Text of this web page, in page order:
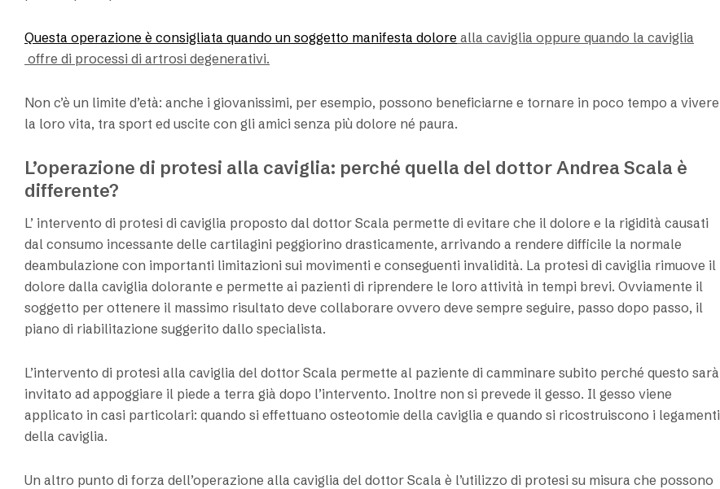
Questa operazione è consigliata quando un soggetto manifesta dolore alla caviglia oppure quando la caviglia
offre di processi di artrosi degenerativi.
Non c’è un limite d’età: anche i giovanissimi, per esempio, possono beneficiarne e tornare in poco tempo a vivere
la loro vita, tra sport ed uscite con gli amici senza più dolore né paura.
L’operazione di protesi alla caviglia: perché quella del dottor Andrea Scala è
differente?
L’ intervento di protesi di caviglia proposto dal dottor Scala permette di evitare che il dolore e la rigidità causati
dal consumo incessante delle cartilagini peggiorino drasticamente, arrivando a rendere difficile la normale
deambulazione con importanti limitazioni sui movimenti e conseguenti invalidità. La protesi di caviglia rimuove il
dolore dalla caviglia dolorante e permette ai pazienti di riprendere le loro attività in tempi brevi. Ovviamente il
soggetto per ottenere il massimo risultato deve collaborare ovvero deve sempre seguire, passo dopo passo, il
piano di riabilitazione suggerito dallo specialista.
L’intervento di protesi alla caviglia del dottor Scala permette al paziente di camminare subito perché questo sarà
invitato ad appoggiare il piede a terra già dopo l’intervento. Inoltre non si prevede il gesso. Il gesso viene
applicato in casi particolari: quando si effettuano osteotomie della caviglia e quando si ricostruiscono i legamenti
della caviglia.
Un altro punto di forza dell’operazione alla caviglia del dottor Scala è l’utilizzo di protesi su misura che possono